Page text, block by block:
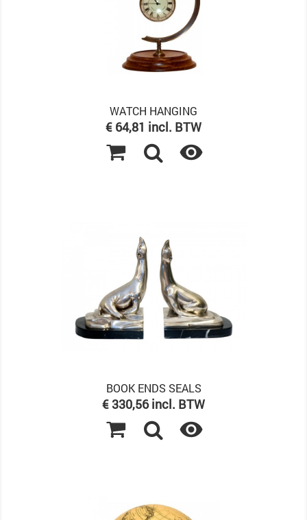
WATCH HANGING
Prijs
€ 64,81 incl. BTW

BOOK ENDS SEALS
Prijs
€ 330,56 incl. BTW
